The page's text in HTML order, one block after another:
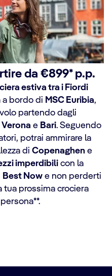
da €899* p.p.
estiva tra i Fiordi
a bordo di MSC Euribia,
partendo dagli
Verona e Bari. Seguendo
potrai ammirare la
di Copenaghen e
imperdibili con la
Best Now e non perderti
tua prossima crociera